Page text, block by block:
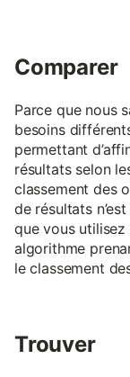
Comparer
Parce que nous
besoins
permettant
résultats selon
classement des
de résultats
que vous
algorithme
le classement
Trouver